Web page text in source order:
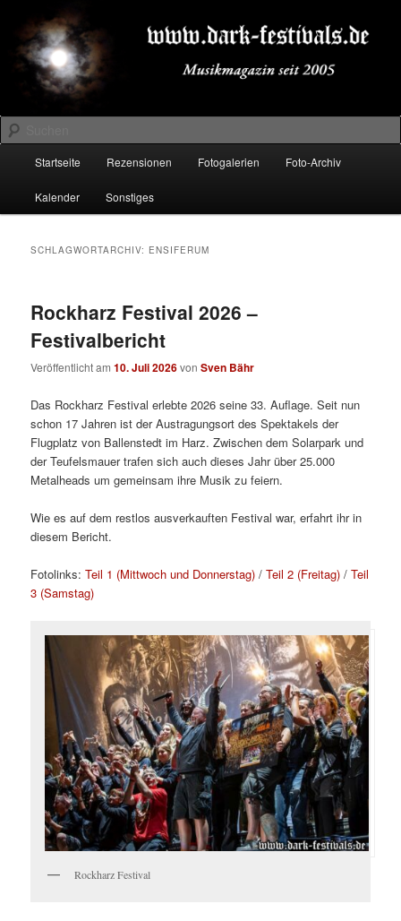
primären
Inhalt
springen
sekundären
Inhalt
springenDARK-FESTIVALS.DE
Suchen
Startseite Rezensionen Fotogalerien Foto-Archiv
Kalender Sonstiges
SCHLAGWORTARCHIV: ENSIFERUM
Rockharz Festival 2026 –
Festivalbericht
Veröffentlicht am10. Juli 2026vonSven Bähr
Das Rockharz Festival erlebte 2026 seine 33. Auflage. Seit nun
schon 17 Jahren ist der Austragungsort des Spektakels der
Flugplatz von Ballenstedt im Harz. Zwischen dem Solarpark und
der Teufelsmauer trafen sich auch dieses Jahr über 25.000
Metalheads um gemeinsam ihre Musik zu feiern.
Wie es auf dem restlos ausverkauften Festival war, erfahrt ihr in
diesem Bericht.
Fotolinks:Teil 1 (Mittwoch und Donnerstag) /Teil 2 (Freitag) /Teil
3 (Samstag)
Rockharz Festival